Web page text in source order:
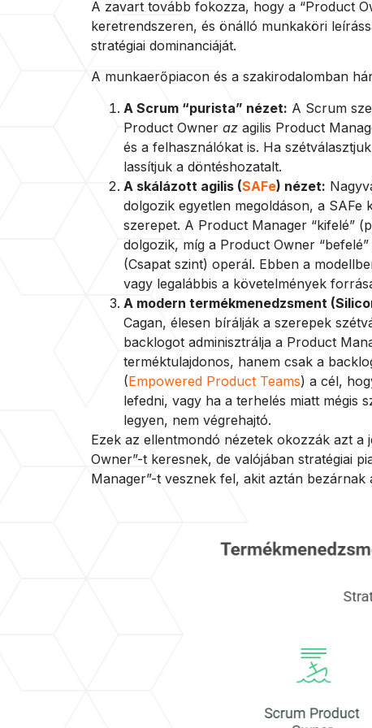
A zavart tovább fokozza, hogy a “Product
keretrendszeren, és önálló munkaköri
stratégiai dominanciáját.
A munkaerőpiacon és a szakirodalomban
A Scrum “purista” nézet: A Scrum
Product Owner az agilis Product
és a felhasználókat is. Ha
lassítjuk a döntéshozatalt.
A skálázott agilis (SAFe) nézet:
dolgozik egyetlen megoldáson, a SAFe
szerepet. A Product Manager “kifelé”
dolgozik, míg a Product Owner
(Csapat szint) operál. Ebben a
vagy legalábbis a követelmények
A modern termékmenedzsment
Cagan, élesen bírálják a szerepek
backlogot adminisztrálja a Product
terméktulajdonos, hanem csak a
(Empowered Product Teams) a cél,
lefedni, vagy ha a terhelés miatt mégis
legyen, nem végrehajtó.
Ezek az ellentmondó nézetek okozzák azt a
Owner”-t keresnek, de valójában stratégiai
Manager”-t vesznek fel, akit aztán bezárnak